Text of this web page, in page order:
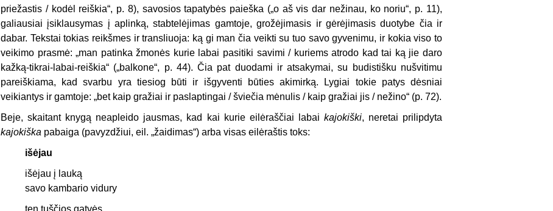
priežastis / kodėl reiškia“, p. 8), savosios tapatybės paieška („o aš vis dar nežinau, ko noriu“, p. 11),
galiausiai įsiklausymas į aplinką, stabtelėjimas gamtoje, grožėjimasis ir gėrėjimasis duotybe čia ir
dabar. Tekstai tokias reikšmes ir transliuoja: ką gi man čia veikti su tuo savo gyvenimu, ir kokia viso to
veikimo prasmė: „man patinka žmonės kurie labai pasitiki savimi / kuriems atrodo kad tai ką jie daro
kažką-tikrai-labai-reiškia“ („balkone“, p. 44). Čia pat duodami ir atsakymai, su budistišku nušvitimu
pareiškiama, kad svarbu yra tiesiog būti ir išgyventi būties akimirką. Lygiai tokie patys dėsniai
veikiantys ir gamtoje: „bet kaip gražiai ir paslaptingai / šviečia mėnulis / kaip gražiai jis / nežino“ (p. 72).
Beje, skaitant knygą neapleido jausmas, kad kai kurie eilėraščiai labai kajokiški, neretai prilipdyta
kajokiška pabaiga (pavyzdžiui, eil. „žaidimas“) arba visas eilėraštis toks:
išėjau
išėjau į lauką
savo kambario vidury
ten tuščios gatvės